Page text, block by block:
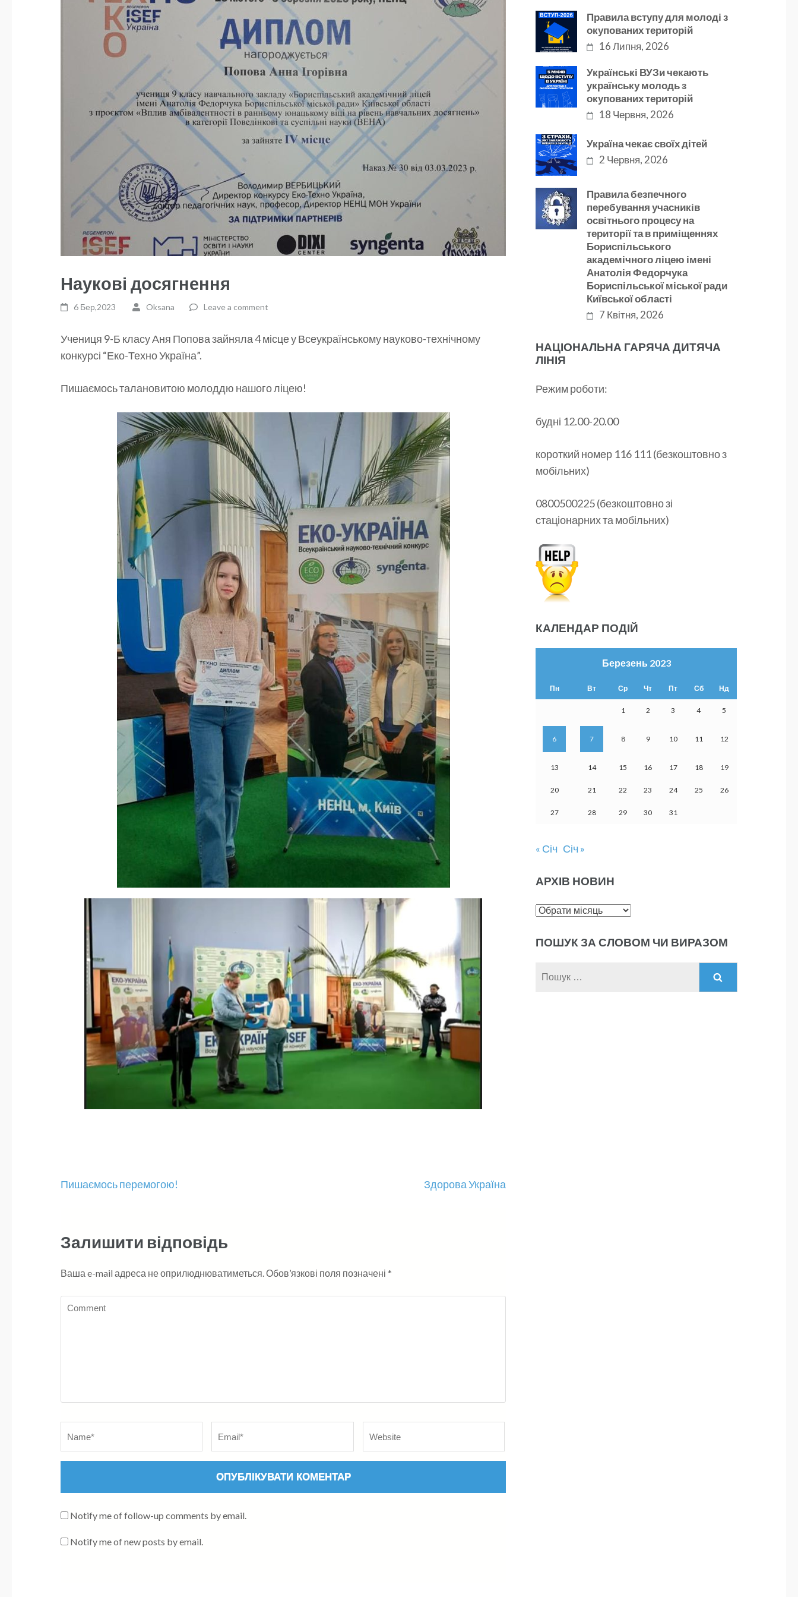
Наукові досягнення
6 Бер,2023 Oksana Leave a comment
Учениця 9-Б класу Аня Попова зайняла 4 місце у Всеукраїнському науково-технічному
конкурсі “Еко-Техно Україна”.
Пишаємось талановитою молоддю нашого ліцею!
Навігація
Пишаємось перемогою! Здорова Україна
Залишити відповідь
Ваша e-mail адреса не оприлюднюватиметься.Обов’язкові поля позначені *
Notify me of follow-up comments by email.
Notify me of new posts by email.
Правила вступу для молоді з
окупованих територій
16 Липня, 2026
Українські ВУЗи чекають
українську молодь з
окупованих територій
18 Червня, 2026
Україна чекає своїх дітей
2 Червня, 2026
Правила безпечного
перебування учасників
освітнього процесу на
території та в приміщеннях
Бориспільського
академічного ліцею імені
Анатолія Федорчука
Бориспільської міської ради
Київської області
7 Квітня, 2026
НАЦІОНАЛЬНА ГАРЯЧА ДИТЯЧА
ЛІНІЯ
Режим роботи:
будні 12.00-20.00
короткий номер 116 111 (безкоштовно з
мобільних)
0800500225 (безкоштовно зі
стаціонарних та мобільних)
КАЛЕНДАР ПОДІЙ
Березень 2023
Пн Вт Ср Чт Пт Сб Нд
1 2 3 4 5
6 7 8 9 10 11 12
13 14 15 16 17 18 19
20 21 22 23 24 25 26
27 28 29 30 31
« Січ Січ »
АРХІВ НОВИН
Архів
ПОШУК ЗА СЛОВОМ ЧИ ВИРАЗОМ
Пошук: